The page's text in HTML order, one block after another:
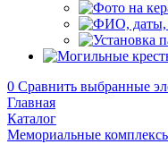
0 Сравнить выбранные
Главная
Каталог
Мемориальные